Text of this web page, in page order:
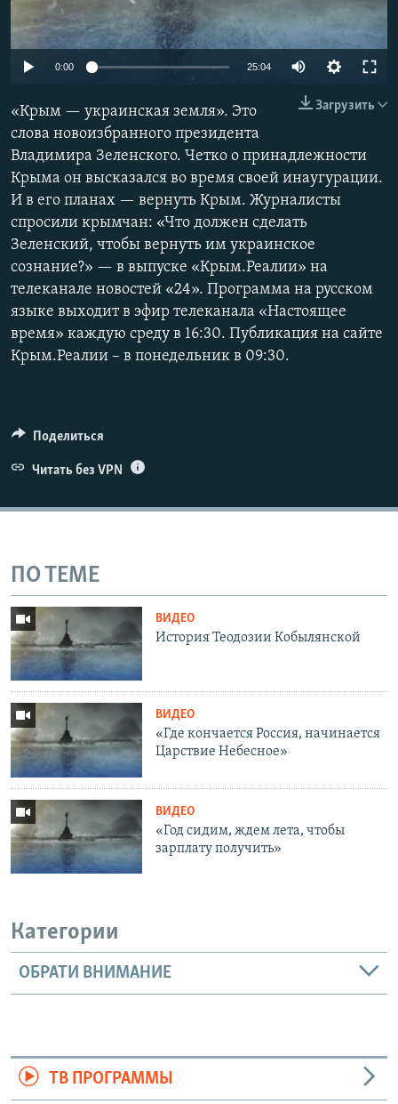
ПОБЕДИТЕЛЕЙ НЕ СУДЯТ?
КРЫМ.НЕПОКОРЕННЫЙ
УКРАИНСКАЯ ПРОБЛЕМА КРЫМА
ПРИСОЕДИНЯЙТЕСЬ!
Все сайты RFE/RL
0:00 25:04
Загрузить
«Крым — украинская земля». Это
слова новоизбранного президента
Владимира Зеленского. Четко о принадлежности
Крыма он высказался во время своей инаугурации.
И в его планах — вернуть Крым. Журналисты
спросили крымчан: «Что должен сделать
Зеленский, чтобы вернуть им украинское
сознание?» — в выпуске «Крым.Реалии» на
телеканале новостей «24». Программа на русском
языке выходит в эфир телеканала «Настоящее
время» каждую среду в 16:30. Публикация на сайте
Крым.Реалии – в понедельник в 09:30.
Поделиться
Читать без VPN
ПО ТЕМЕ
ВИДЕО
История Теодозии Кобылянской
ВИДЕО
«Где кончается Россия, начинается
Царствие Небесное»
ВИДЕО
«Год сидим, ждем лета, чтобы
зарплату получить»
Категории
ОБРАТИ ВНИМАНИЕ
ТВ ПРОГРАММЫ